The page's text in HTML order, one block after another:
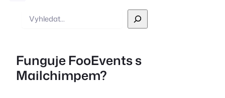
Vyhledávání
Funguje FooEvents s
Mailchimpem?